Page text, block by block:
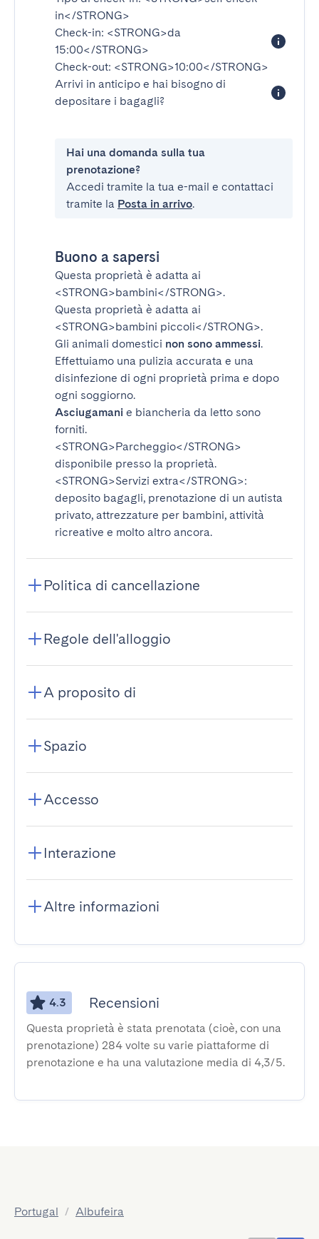
in</STRONG>
Check-in: <STRONG>da
15:00</STRONG>
Check-out: <STRONG>10:00</STRONG>
Arrivi in anticipo e hai bisogno di
depositare i bagagli?
Hai una domanda sulla tua
prenotazione?
Accedi tramite la tua e-mail e contattaci
tramite la Posta in arrivo.
Buono a sapersi
Questa proprietà è adatta ai
<STRONG>bambini</STRONG>.
Questa proprietà è adatta ai
<STRONG>bambini piccoli</STRONG>.
Gli animali domestici non sono ammessi.
Effettuiamo una pulizia accurata e una
disinfezione di ogni proprietà prima e dopo
ogni soggiorno.
Asciugamani e biancheria da letto sono
forniti.
<STRONG>Parcheggio</STRONG>
disponibile presso la proprietà.
<STRONG>Servizi extra</STRONG>:
deposito bagagli, prenotazione di un autista
privato, attrezzature per bambini, attività
ricreative e molto altro ancora.
Politica di cancellazione
Regole dell'alloggio
A proposito di
Spazio
Accesso
Interazione
Altre informazioni
4.3 Recensioni
Questa proprietà è stata prenotata (cioè, con una
prenotazione) 284 volte su varie piattaforme di
prenotazione e ha una valutazione media di 4,3/5.
Portugal / Albufeira